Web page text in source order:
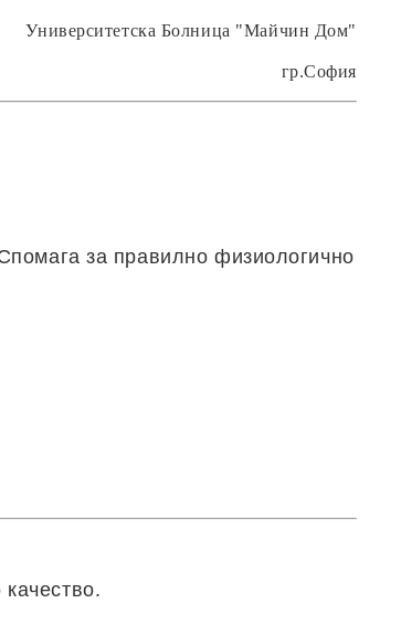
Университетска Болница "Майчин Дом"
гр.София
за правилно физиологично